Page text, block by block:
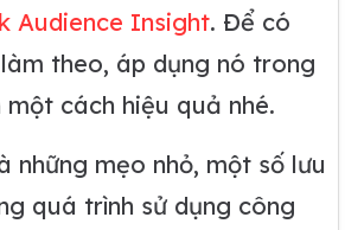
Audience Insight. Để có
theo, áp dụng nó trong
cách hiệu quả nhé.
những mẹo nhỏ, một số lưu
quá trình sử dụng công